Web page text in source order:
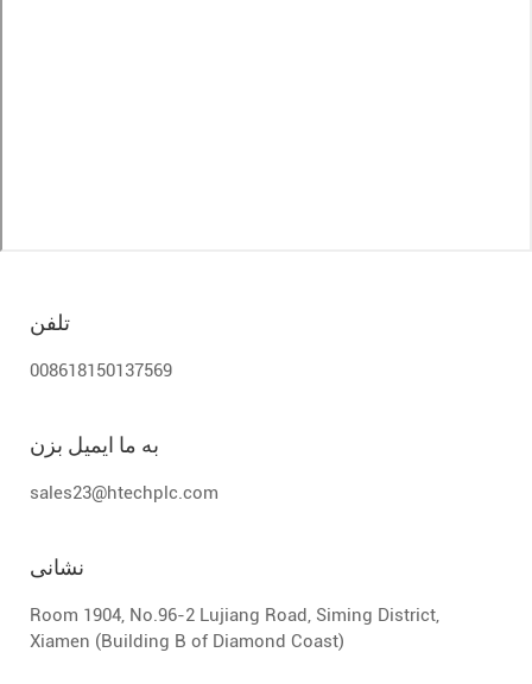
تلفن
008618150137569
به ما ایمیل بزن
sales23@htechplc.com
نشانی
Room 1904, No.96-2 Lujiang Road, Siming District,
Xiamen (Building B of Diamond Coast)